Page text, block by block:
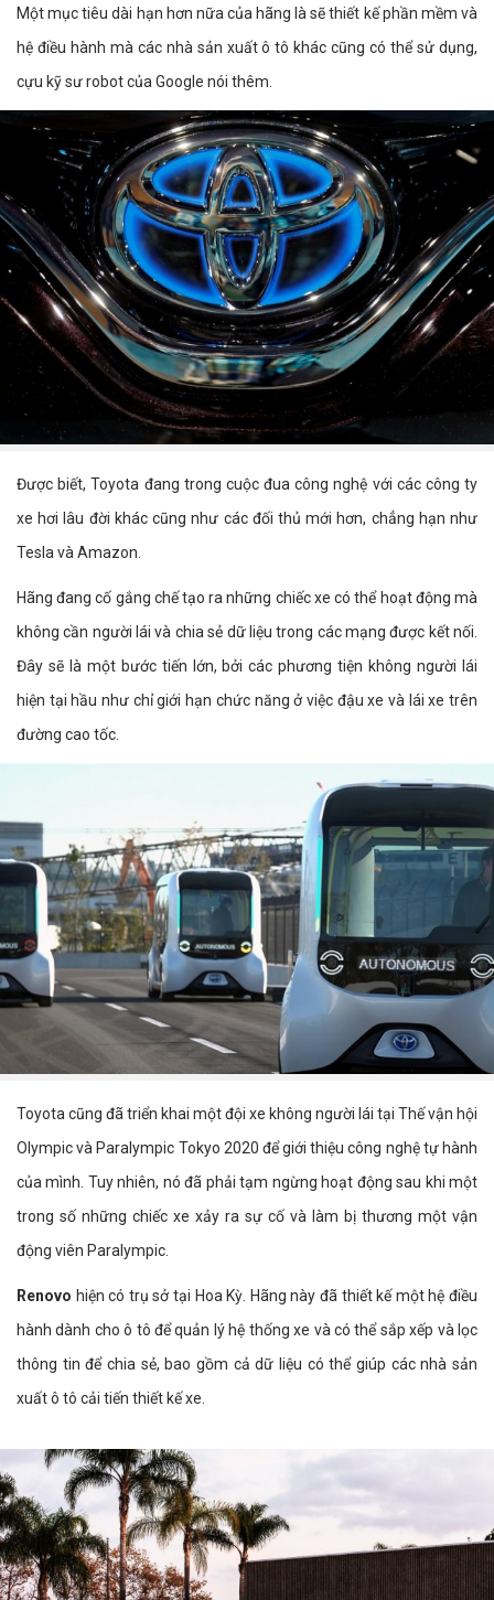
Một mục tiêu dài hạn hơn nữa của hãng là sẽ thiết kế phần mềm và
hệ điều hành mà các nhà sản xuất ô tô khác cũng có thể sử dụng,
cựu kỹ sư robot của Google nói thêm.
Được biết, Toyota đang trong cuộc đua công nghệ với các công ty
xe hơi lâu đời khác cũng như các đối thủ mới hơn, chẳng hạn như
Tesla và Amazon.
Hãng đang cố gắng chế tạo ra những chiếc xe có thể hoạt động mà
không cần người lái và chia sẻ dữ liệu trong các mạng được kết nối.
Đây sẽ là một bước tiến lớn, bởi các phương tiện không người lái
hiện tại hầu như chỉ giới hạn chức năng ở việc đậu xe và lái xe trên
đường cao tốc.
Toyota cũng đã triển khai một đội xe không người lái tại Thế vận hội
Olympic và Paralympic Tokyo 2020 để giới thiệu công nghệ tự hành
của mình. Tuy nhiên, nó đã phải tạm ngừng hoạt động sau khi một
trong số những chiếc xe xảy ra sự cố và làm bị thương một vận
động viên Paralympic.
Renovo hiện có trụ sở tại Hoa Kỳ. Hãng này đã thiết kế một hệ điều
hành dành cho ô tô để quản lý hệ thống xe và có thể sắp xếp và lọc
thông tin để chia sẻ, bao gồm cả dữ liệu có thể giúp các nhà sản
xuất ô tô cải tiến thiết kế xe.